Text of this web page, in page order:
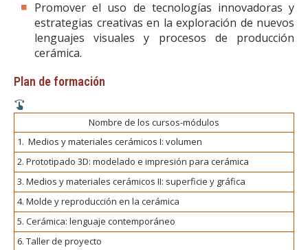
Promover el uso de tecnologías innovadoras y
estrategias creativas en la exploración de nuevos
lenguajes visuales y procesos de producción
cerámica.
Plan de formación
Nombre de los cursos-módulos
1. Medios y materiales cerámicos I: volumen
2. Prototipado 3D: modelado e impresión para cerámica
3. Medios y materiales cerámicos II: superficie y gráfica
4. Molde y reproducción en la cerámica
5. Cerámica: lenguaje contemporáneo
6. Taller de proyecto